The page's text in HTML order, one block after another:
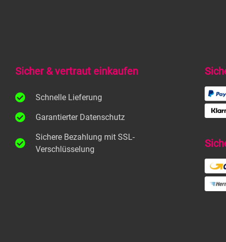
Sicher & vertraut einkaufen
Schnelle Lieferung
Garantierter Datenschutz
Sichere Bezahlung mit SSL-
Verschlüsselung